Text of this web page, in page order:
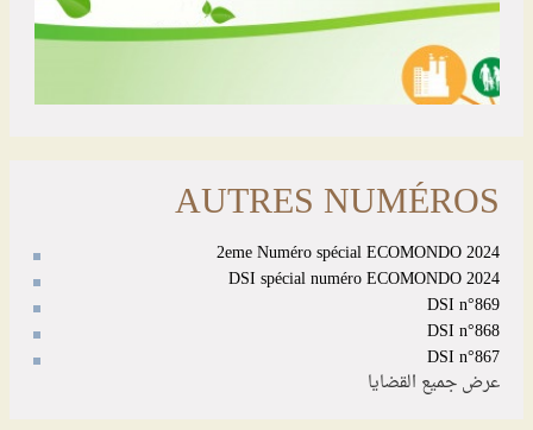
AUTRES NUMÉROS
2eme Numéro spécial ECOMONDO 2024
DSI spécial numéro ECOMONDO 2024
DSI n°869
DSI n°868
DSI n°867
عرض جميع القضايا